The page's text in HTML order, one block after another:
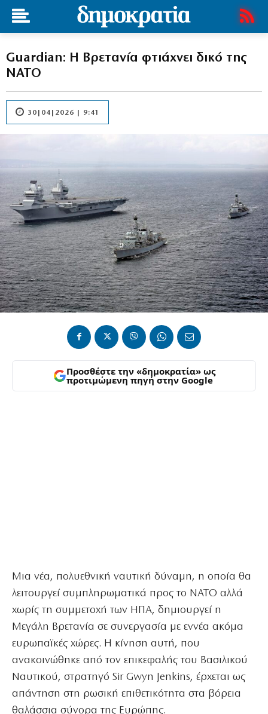
Guardian: Η Βρετανία φτιάχνει δικό της
NATO
30|04|2026 | 9:41
Προσθέστε την «δημοκρατία» ως
προτιμώμενη πηγή στην Google
Μια νέα, πολυεθνική ναυτική δύναμη, η οποία θα
λειτουργεί συμπληρωματικά προς το ΝΑΤΟ αλλά
χωρίς τη συμμετοχή των ΗΠΑ, δημιουργεί η
Μεγάλη Βρετανία σε συνεργασία με εννέα ακόμα
ευρωπαϊκές χώρες. Η κίνηση αυτή, που
ανακοινώθηκε από τον επικεφαλής του Βασιλικού
Ναυτικού, στρατηγό Sir Gwyn Jenkins, έρχεται ως
απάντηση στη ρωσική επιθετικότητα στα βόρεια
θαλάσσια σύνορα της Ευρώπης.